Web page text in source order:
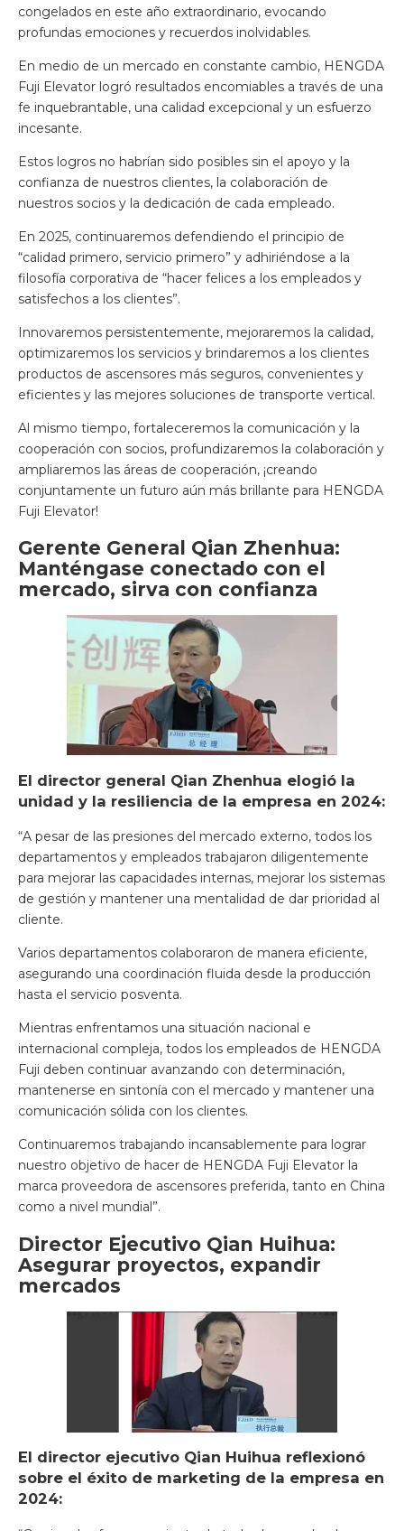
congelados en este año extraordinario, evocando
profundas emociones y recuerdos inolvidables.
En medio de un mercado en constante cambio, HENGDA
Fuji Elevator logró resultados encomiables a través de una
fe inquebrantable, una calidad excepcional y un esfuerzo
incesante.
Estos logros no habrían sido posibles sin el apoyo y la
confianza de nuestros clientes, la colaboración de
nuestros socios y la dedicación de cada empleado.
En 2025, continuaremos defendiendo el principio de
“calidad primero, servicio primero” y adhiriéndose a la
filosofía corporativa de “hacer felices a los empleados y
satisfechos a los clientes”.
Innovaremos persistentemente, mejoraremos la calidad,
optimizaremos los servicios y brindaremos a los clientes
productos de ascensores más seguros, convenientes y
eficientes y las mejores soluciones de transporte vertical.
Al mismo tiempo, fortaleceremos la comunicación y la
cooperación con socios, profundizaremos la colaboración y
ampliaremos las áreas de cooperación, ¡creando
conjuntamente un futuro aún más brillante para HENGDA
Fuji Elevator!
Gerente General Qian Zhenhua:
Manténgase conectado con el
mercado, sirva con confianza
El director general Qian Zhenhua elogió la
unidad y la resiliencia de la empresa en 2024:
“A pesar de las presiones del mercado externo, todos los
departamentos y empleados trabajaron diligentemente
para mejorar las capacidades internas, mejorar los sistemas
de gestión y mantener una mentalidad de dar prioridad al
cliente.
Varios departamentos colaboraron de manera eficiente,
asegurando una coordinación fluida desde la producción
hasta el servicio posventa.
Mientras enfrentamos una situación nacional e
internacional compleja, todos los empleados de HENGDA
Fuji deben continuar avanzando con determinación,
mantenerse en sintonía con el mercado y mantener una
comunicación sólida con los clientes.
Continuaremos trabajando incansablemente para lograr
nuestro objetivo de hacer de HENGDA Fuji Elevator la
marca proveedora de ascensores preferida, tanto en China
como a nivel mundial”.
Director Ejecutivo Qian Huihua:
Asegurar proyectos, expandir
mercados
El director ejecutivo Qian Huihua reflexionó
sobre el éxito de marketing de la empresa en
2024: